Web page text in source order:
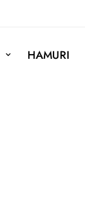
HAMURI